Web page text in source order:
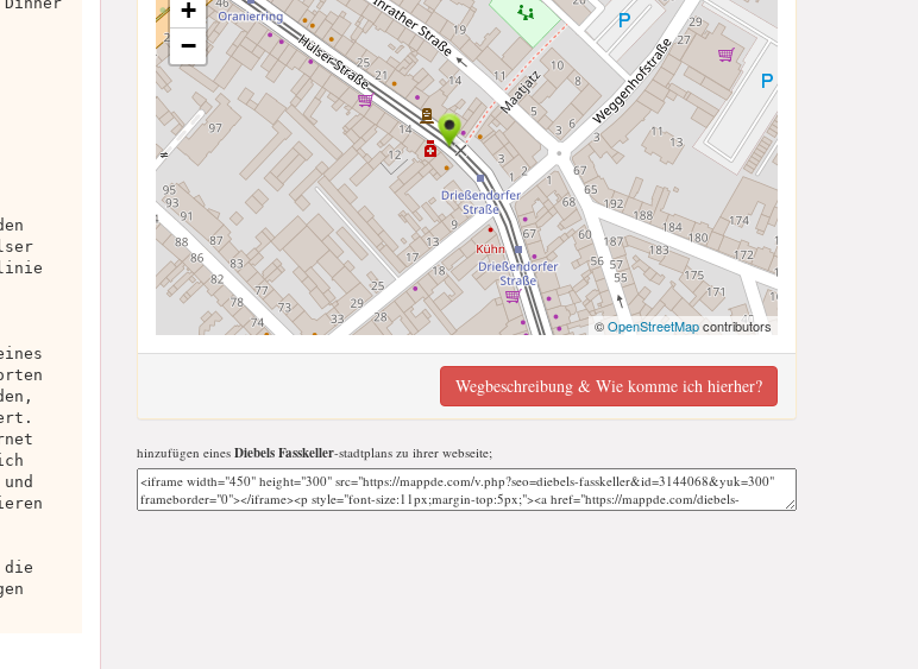
die
+
−
©OpenStreetMapcontributors
Wegbeschreibung & Wie komme ich hierher?
hinzufügen eines Diebels Fasskeller-stadtplans zu ihrer webseite;